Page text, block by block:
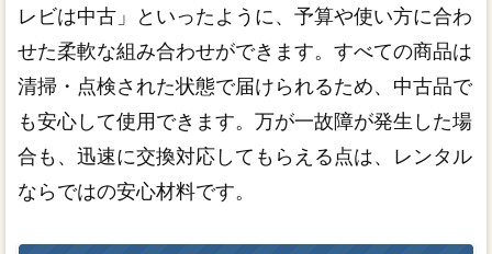
レビは中古」といったように、予算や使い方に合わ
せた柔軟な組み合わせができます。すべての商品は
清掃・点検された状態で届けられるため、中古品で
も安心して使用できます。万が一故障が発生した場
合も、迅速に交換対応してもらえる点は、レンタル
ならではの安心材料です。